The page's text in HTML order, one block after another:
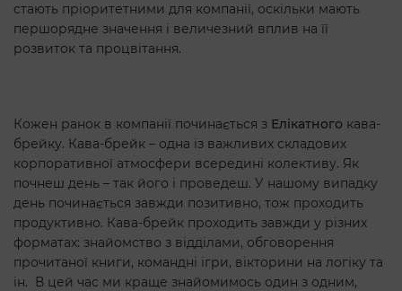
стають пріоритетними для компанії, оскільки мають
першорядне значення і величезний вплив на її
розвиток та процвітання.
Кожен ранок в компанії починається з Елікатного кава-
брейку. Кава-брейк – одна із важливих складових
корпоративної атмосфери всередині колективу. Як
почнеш день – так його і проведеш. У нашому випадку
день починається завжди позитивно, тож проходить
продуктивно. Кава-брейк проходить завжди у різних
форматах: знайомство з відділами, обговорення
прочитаної книги, командні ігри, вікторини на логіку та
ін. В цей час ми краще знайомимось один з одним,